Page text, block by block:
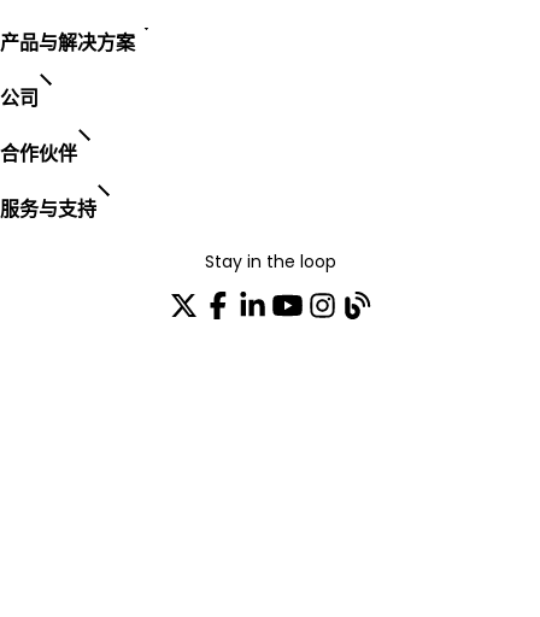
产品与解决方案
公司
合作伙伴
服务与支持
Stay in the loop